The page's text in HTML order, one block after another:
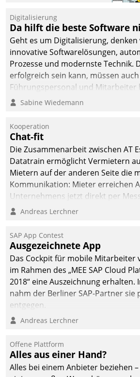
Jahresbeginn eine
Überblick, Einsicht und
Eingriff bietende Lösung.
Zur Entwicklung setzte
man auf
Cloudtechnologie,
bewährte und Startup-
agile Projektmethoden.
Digitalisierung
Da hilft die beste Software
Geht es um Digitalisierung, denken
innovative Softwarelösungen,
Prozesse und modernste Technik.
erfolgreich sein kann, müssen auch
Führungspersonal und Mitarbeiter
verändern und anzupassen, sonst
Sabine Wiedemann
Kooperation
Chat-fit
Die Zusammenarbeit zwischen AT
Datatrain ermöglicht Vermietern
Mietern auf der anderen Seite die
Kommunikation: Mieter erreichen
Unternehmens jetzt direkt per
Mitarbeiter oder Dienstleister
Andreas Lerchner
SAP App Contest
Ausgezeichnete App
Das Cockpit für mobile Mitarbeiter
im Rahmen des „MEE SAP Cloud
2018“ eine Auszeichnung erhalten.
nahm der Berliner SAP-Partner sie
entgegen.
Andreas Lerchner
Offene Plattform
Alles aus einer Hand?
Alles bei einem Anbieter beziehen